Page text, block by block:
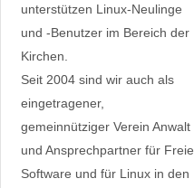
unterstützen Linux-Neulinge
und -Benutzer im Bereich der
Kirchen.
Seit 2004 sind wir auch als
eingetragener,
gemeinnütziger Verein Anwalt
und Ansprechpartner für Freie
Software und für Linux in den